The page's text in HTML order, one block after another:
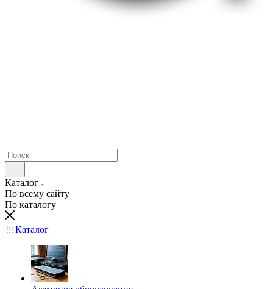
Каталог
По всему сайту
По каталогу
Каталог